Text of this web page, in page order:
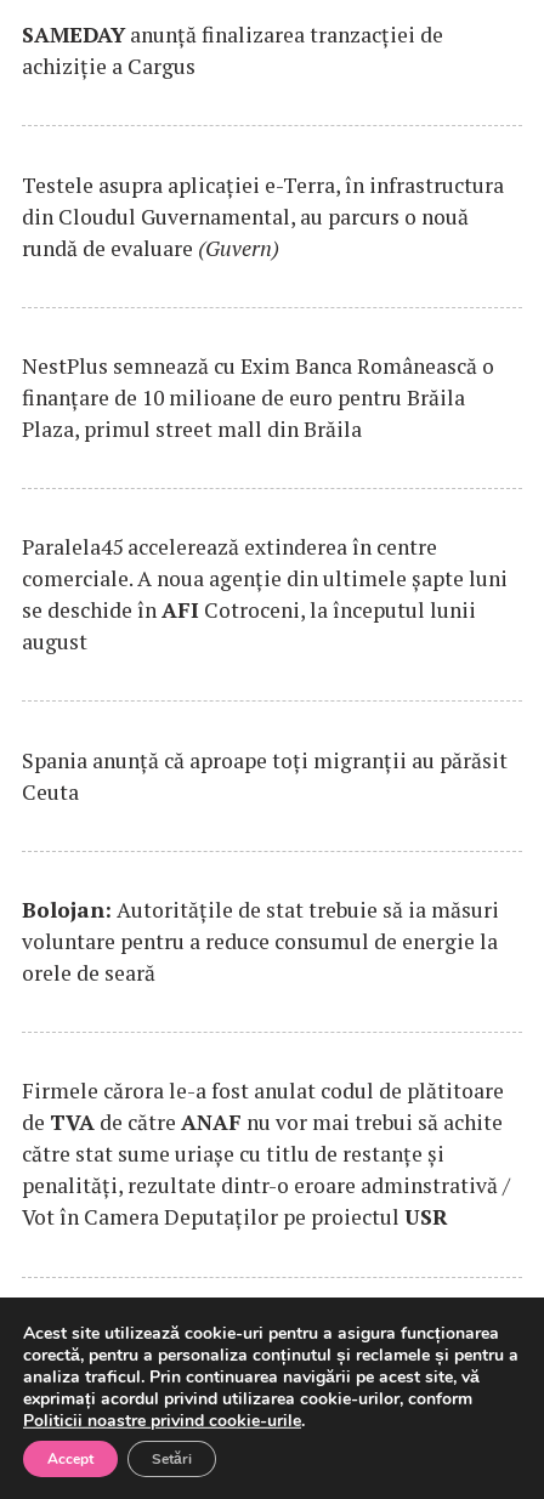
SAMEDAYanunță finalizarea tranzacției de
achiziție a Cargus
Testele asupra aplicaţiei e-Terra, în infrastructura
din Cloudul Guvernamental, au parcurs o nouă
rundă de evaluare (Guvern)
NestPlus semnează cu Exim Banca Românească o
finanțare de 10 milioane de euro pentru Brăila
Plaza, primul street mall din Brăila
Paralela45 accelerează extinderea în centre
comerciale. A noua agenție din ultimele șapte luni
se deschide înAFI Cotroceni, la începutul lunii
august
Spania anunţă că aproape toţi migranţii au părăsit
Ceuta
Bolojan: Autorităţile de stat trebuie să ia măsuri
voluntare pentru a reduce consumul de energie la
orele de seară
Firmele cărora le-a fost anulat codul de plătitoare
de TVA de către ANAF nu vor mai trebui să achite
către stat sume uriaşe cu titlu de restanţe şi
penalităţi, rezultate dintr-o eroare adminstrativă /
Vot în Camera Deputaţilor pe proiectul USR
Primăria Capitalei și Fundația Comunitară
București încep procesul de transformare a Parcului
Herăstrău printr-un nou model de colaborare
public-privată
Acest site utilizează cookie-uri pentru a asigura funcționarea
corectă, pentru a personaliza conținutul și reclamele și pentru a
analiza traficul. Prin continuarea navigării pe acest site, vă
exprimați acordul privind utilizarea cookie-urilor, conform
Politicii noastre privind cookie-urile.
Accept Setări